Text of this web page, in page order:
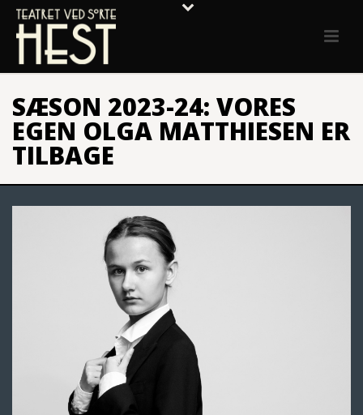
SÆSON 2023-24: VORES
EGEN OLGA MATTHIESEN ER
TILBAGE